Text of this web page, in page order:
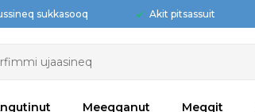
sukkasooq Akit pitsassuit
Meeqqanut Meqqit